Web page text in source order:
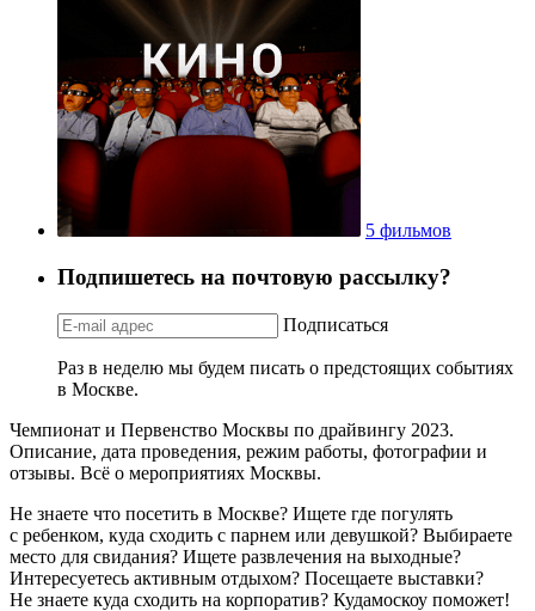
5 фильмов
Подпишетесь на почтовую рассылку?
Подписаться
Раз в неделю мы будем писать о предстоящих событиях
в Москве.
Чемпионат и Первенство Москвы по драйвингу 2023.
Описание, дата проведения, режим работы, фотографии и
отзывы. Всё о мероприятиях Москвы.
Не знаете что посетить в Москве? Ищете где погулять
с ребенком, куда сходить с парнем или девушкой? Выбираете
место для свидания? Ищете развлечения на выходные?
Интересуетесь активным отдыхом? Посещаете выставки?
Не знаете куда сходить на корпоратив? Кудамоскоу поможет!